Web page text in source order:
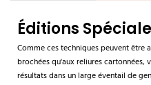
Éditions
Comme ces techniques peuvent être
brochées qu'aux reliures cartonnées,
résultats dans un large éventail de